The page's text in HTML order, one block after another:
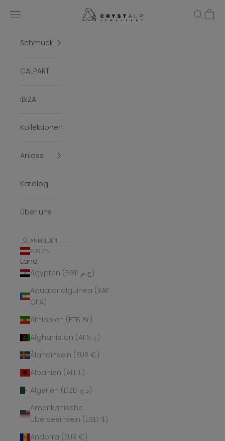
crystalpjewelry
Menü Suchen
Schmuck
CALPART
IBIZA
Kollektionen
Anlass
Katalog
Über uns
ANMELDEN
EUR €
Land
Ägypten (EGP ج.م)
Äquatorialguinea (XAF
CFA)
Äthiopien (ETB Br)
Afghanistan (AFN ؋)
Ålandinseln (EUR €)
Albanien (ALL L)
Algerien (DZD د.ج)
Amerikanische
Überseeinseln (USD $)
Andorra (EUR €)